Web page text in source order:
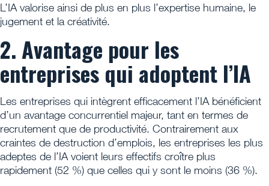
L’IA valorise ainsi de plus en plus l’expertise humaine, le
jugement et la créativité.
2. Avantage pour les
entreprises qui adoptent l’IA
Les entreprises qui intègrent efficacement l’IA bénéficient
d’un avantage concurrentiel majeur, tant en termes de
recrutement que de productivité. Contrairement aux
craintes de destruction d’emplois, les entreprises les plus
adeptes de l’IA voient leurs effectifs croître plus
rapidement (52 %) que celles qui y sont le moins (36 %).